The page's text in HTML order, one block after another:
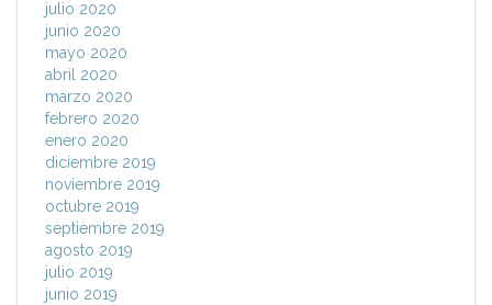
julio 2020
junio 2020
mayo 2020
abril 2020
marzo 2020
febrero 2020
enero 2020
diciembre 2019
noviembre 2019
octubre 2019
septiembre 2019
agosto 2019
julio 2019
junio 2019